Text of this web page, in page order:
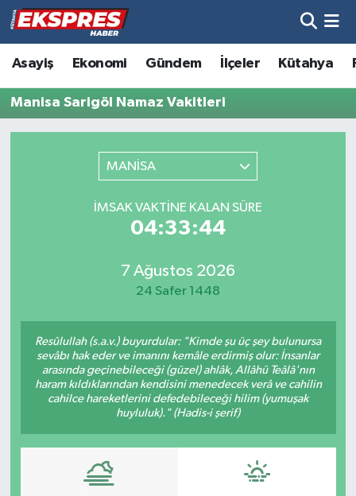
Asayiş Ekonomi Gündem İlçeler Kütahya
Manisa Sarigöl Namaz Vakitleri
MANİSA
İMSAK VAKTINE KALAN SÜRE
04:33:44
7 Ağustos 2026
24 Safer 1448
Resûlullah (s.a.v.) buyurdular: "Kimde şu üç şey bulunursa
sevâbı hak eder ve imanını kemâle erdirmiş olur: İnsanlar
arasında geçinebileceği (güzel) ahlâk, Allâhü Teâlâ'nın
haram kıldıklarından kendisini menedecek verâ ve cahilin
cahilce hareketlerini defedebileceği hilim (yumuşak
huyluluk)." (Hadis-i şerif)
Altıntaş
Asayiş
Biyografiler
Çavdarhisar
Dumlupınar
Dünya
Ekonomi
Hava Durumu
Trafik Durumu
Tüm Manşetler
Son Dakika Haberleri